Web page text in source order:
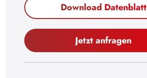
25
27
28
Download Datenblatt
Jetzt anfragen